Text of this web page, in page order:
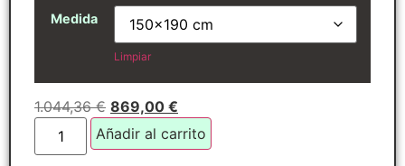
Medida
Limpiar
1.044,36€ 869,00 €
Añadir al carrito